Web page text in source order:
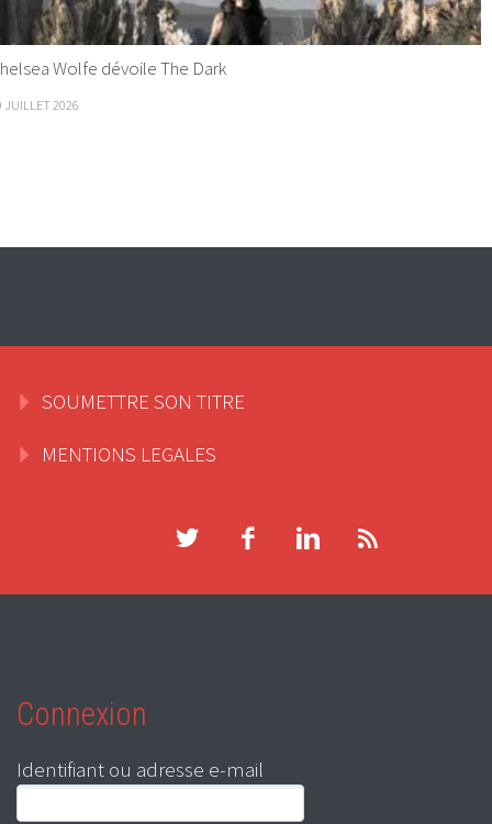
Wolfe dévoile The Dark
JUILLET 2026
SOUMETTRE SON TITRE
MENTIONS LEGALES
Connexion
Identifiant ou adresse e-mail